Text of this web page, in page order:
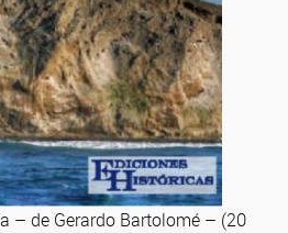
– de Gerardo Bartolomé – (20